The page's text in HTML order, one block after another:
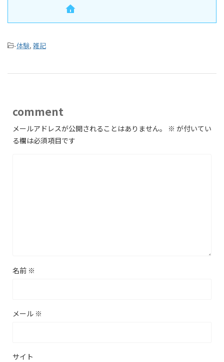
-体験, 雑記
comment
メールアドレスが公開されることはありません。 ※ が付いてい
る欄は必須項目です
名前 ※
メール ※
サイト